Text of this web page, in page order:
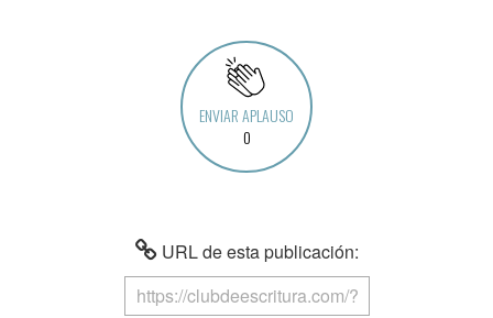
ENVIAR APLAUSO
0
URL de esta publicación: